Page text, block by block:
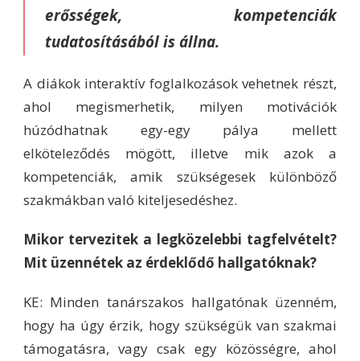
erősségek, kompetenciák
tudatosításából is állna.
A diákok interaktív foglalkozások vehetnek részt,
ahol megismerhetik, milyen motivációk
húzódhatnak egy-egy pálya mellett
elköteleződés mögött, illetve mik azok a
kompetenciák, amik szükségesek különböző
szakmákban való kiteljesedéshez.
Mikor tervezitek a legközelebbi tagfelvételt?
Mit üzennétek az érdeklődő hallgatóknak?
KE: Minden tanárszakos hallgatónak üzenném,
hogy ha úgy érzik, hogy szükségük van szakmai
támogatásra, vagy csak egy közösségre, ahol